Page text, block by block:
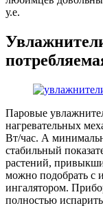
у.е.
Паровые
нагревательных
Вт/час. А
стабильный
растений,
можно подобрать с
ингалятором.
полностью